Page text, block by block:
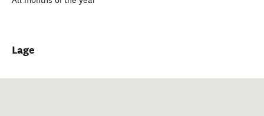
Lage